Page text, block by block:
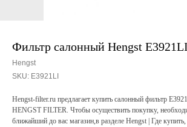
Фильтр салонный Hengst E3921LI
Hengst
SKU: E3921LI
Hengst-filter.ru предлагает купить салонный фильтр
HENGST FILTER. Чтобы осуществить покупку,
ближайший до вас магазин,в разделе Hengst | Где